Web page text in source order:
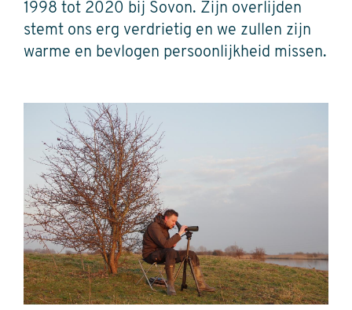
1998 tot 2020 bij Sovon. Zijn overlijden
stemt ons erg verdrietig en we zullen zijn
warme en bevlogen persoonlijkheid missen.